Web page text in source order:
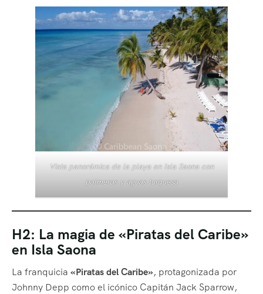
Vista panorámica de la playa en Isla Saona con
palmeras y aguas turquesa
H2: La magia de «Piratas del Caribe»
en Isla Saona
La franquicia «Piratas del Caribe», protagonizada por
Johnny Depp como el icónico Capitán Jack Sparrow,